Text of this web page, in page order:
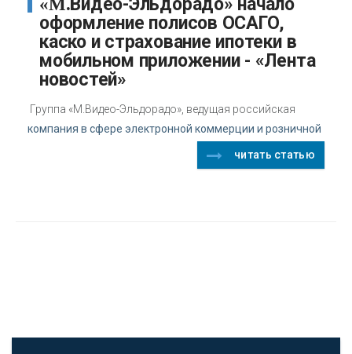
«М.Видео-Эльдорадо» начало
оформление полисов ОСАГО,
каско и страхование ипотеки в
мобильном приложении - «Лента
новостей»
Группа «М.Видео-Эльдорадо», ведущая российская
компания в сфере электронной коммерции и розничной
читать статью